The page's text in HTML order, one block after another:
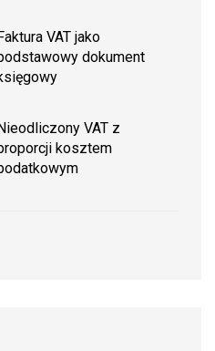
VAT jako
dokument
VAT z
kosztem